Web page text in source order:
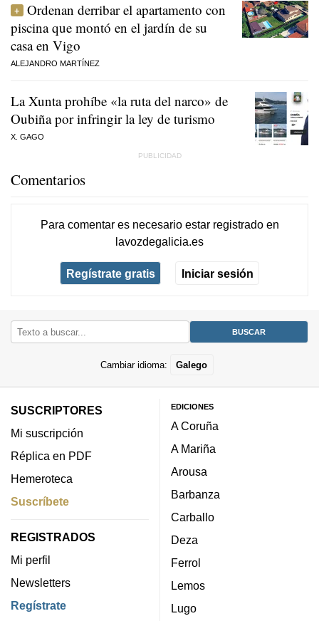
Ordenan derribar el apartamento con
piscina que montó en el jardín de su
casa en Vigo
ALEJANDRO MARTÍNEZ
La Xunta prohíbe «la ruta del narco» de
Oubiña por infringir la ley de turismo
X. GAGO
Comentarios
Para comentar es necesario estar registradoen
lavozdegalicia.es
Regístrate gratis Iniciar sesión
Cambiar idioma: Galego
SUSCRIPTORES
Mi suscripción
Réplica en PDF
Hemeroteca
Suscríbete
REGISTRADOS
Mi perfil
Newsletters
Regístrate
EDICIONES
A Coruña
A Mariña
Arousa
Barbanza
Carballo
Deza
Ferrol
Lemos
Lugo